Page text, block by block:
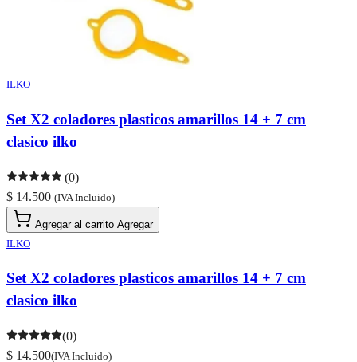
ILKO
Set X2 coladores plasticos amarillos 14 + 7 cm
clasico ilko
(0)
$ 14.500 (IVA Incluido)
Agregar al carrito Agregar
ILKO
Set X2 coladores plasticos amarillos 14 + 7 cm
clasico ilko
(0)
$ 14.500(IVA Incluido)